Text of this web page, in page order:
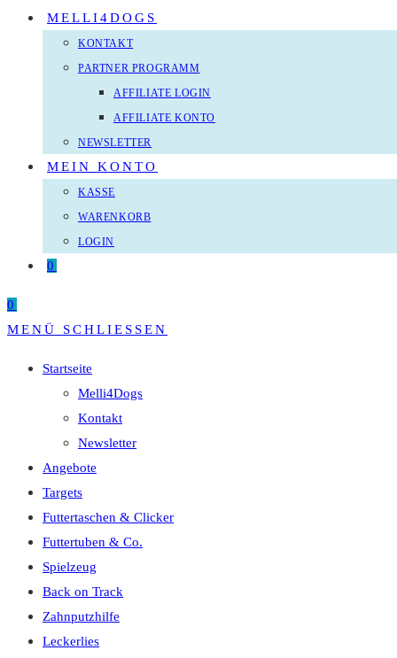
MELLI4DOGS
KONTAKT
PARTNER PROGRAMM
AFFILIATE LOGIN
AFFILIATE KONTO
NEWSLETTER
MEIN KONTO
KASSE
WARENKORB
LOGIN
0
0
MENÜ
SCHLIESSEN
Startseite
Melli4Dogs
Kontakt
Newsletter
Angebote
Targets
Futtertaschen & Clicker
Futtertuben & Co.
Spielzeug
Back on Track
Zahnputzhilfe
Leckerlies